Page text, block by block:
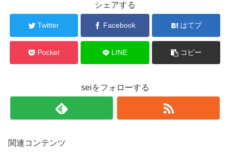
シェアする
Twitter Facebook はてブ
Pocket LINE コピー
seiをフォローする
関連コンテンツ